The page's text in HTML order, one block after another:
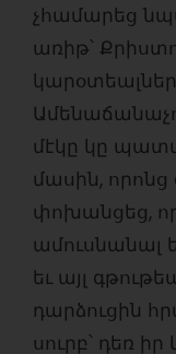
չհամարեց
առիթ՝
մէկը կը
մասին,
փոխանցեց,
ամուսնանալ
եւ այլ
դարձուցին
սուրբ՝ դեռ